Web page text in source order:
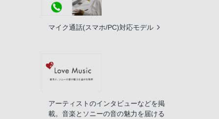
マイク通話(スマホ/PC)対応モデル
アーティストのインタビューなどを掲
載。音楽とソニーの音の魅力を届ける